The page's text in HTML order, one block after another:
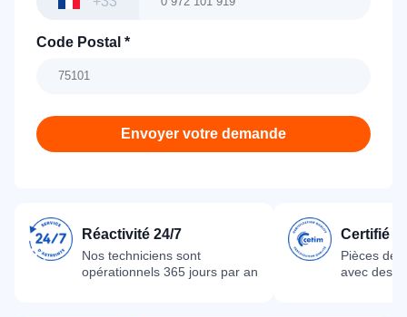
Code Postal *
Envoyer votre demande
Réactivité 24/7
Nos techniciens sont
opérationnels 365 jours par an
Certifié
Pièces
avec des